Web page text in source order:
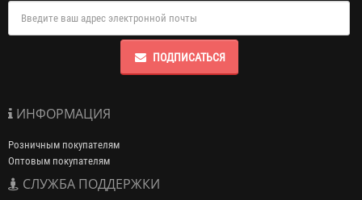
ПОДПИСАТЬСЯ
ИНФОРМАЦИЯ
Розничным покупателям
Оптовым покупателям
СЛУЖБА ПОДДЕРЖКИ